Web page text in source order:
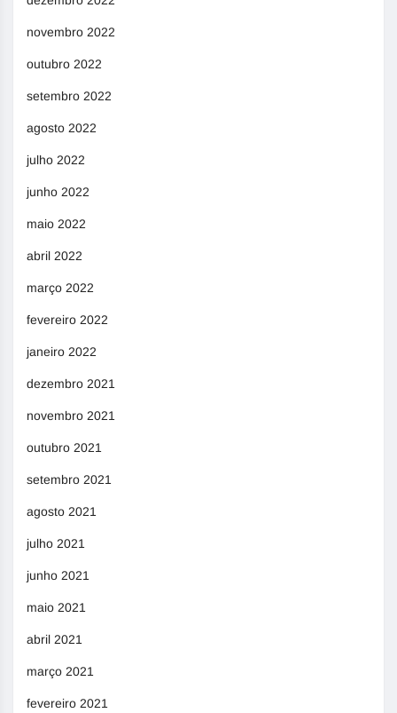
novembro 2022
outubro 2022
setembro 2022
agosto 2022
julho 2022
junho 2022
maio 2022
abril 2022
março 2022
fevereiro 2022
janeiro 2022
dezembro 2021
novembro 2021
outubro 2021
setembro 2021
agosto 2021
julho 2021
junho 2021
maio 2021
abril 2021
março 2021
fevereiro 2021